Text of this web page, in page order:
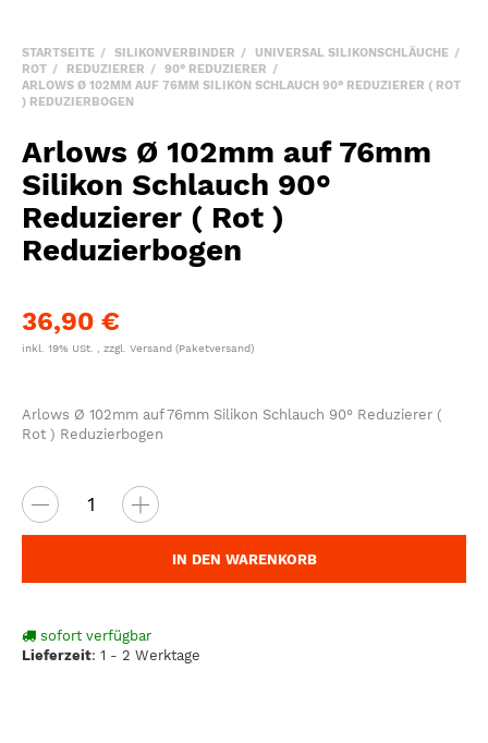
STARTSEITE SILIKONVERBINDER
UNIVERSAL SILIKONSCHLÄUCHE
ROT
REDUZIERER
90° REDUZIERER
ARLOWS Ø 102MM AUF 76MM SILIKON SCHLAUCH 90° REDUZIERER ( ROT
) REDUZIERBOGEN
Arlows Ø 102mm auf 76mm
Silikon Schlauch 90°
Reduzierer ( Rot )
Reduzierbogen
36,90 €
inkl. 19% USt. , zzgl. Versand (Paketversand)
Arlows Ø 102mm auf 76mm Silikon Schlauch 90° Reduzierer (
Rot ) Reduzierbogen
IN DEN WARENKORB
sofort verfügbar
Lieferzeit: 1 - 2 Werktage